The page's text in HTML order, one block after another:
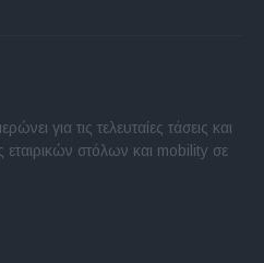
για τις τελευταίες τάσεις και
εταιρικών στόλων και mobility σε